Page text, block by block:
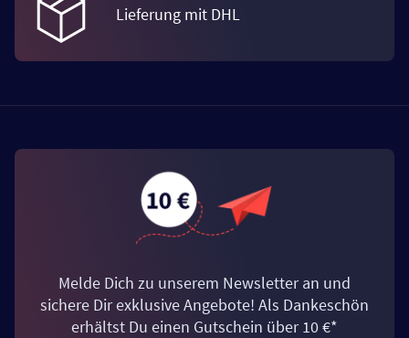
Lieferung mit DHL
Melde Dich zu unserem Newsletter an und
sichere Dir exklusive Angebote! Als Dankeschön
erhältst Du einen Gutschein über 10 €*